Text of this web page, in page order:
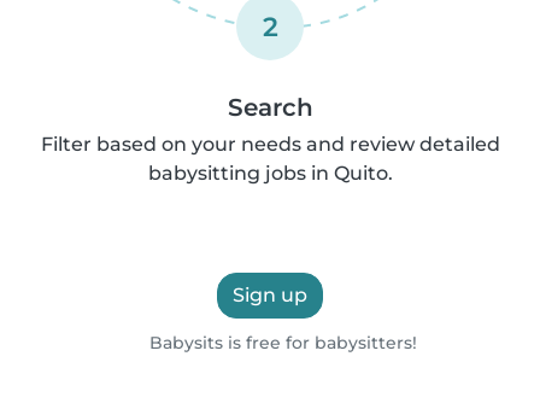
2
Search
Filter based on your needs and review detailed
babysitting jobs in Quito.
Sign up
Babysits is free for babysitters!